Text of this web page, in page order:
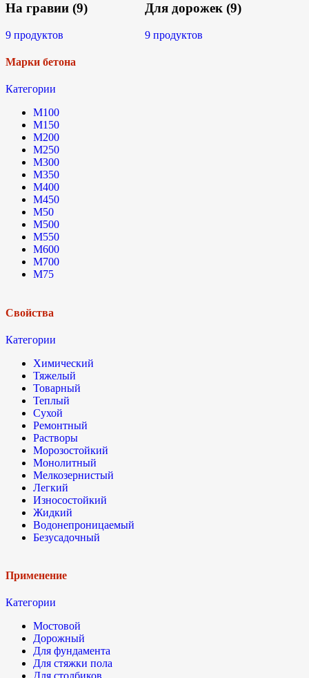
На гравии (9)
9 продуктов
Для дорожек (9)
9 продуктов
Марки бетона
Категории
М100
М150
М200
М250
М300
М350
М400
М450
М50
М500
М550
М600
М700
М75
Свойства
Категории
Химический
Тяжелый
Товарный
Теплый
Сухой
Ремонтный
Растворы
Морозостойкий
Монолитный
Мелкозернистый
Легкий
Износостойкий
Жидкий
Водонепроницаемый
Безусадочный
Применение
Категории
Мостовой
Дорожный
Для фундамента
Для стяжки пола